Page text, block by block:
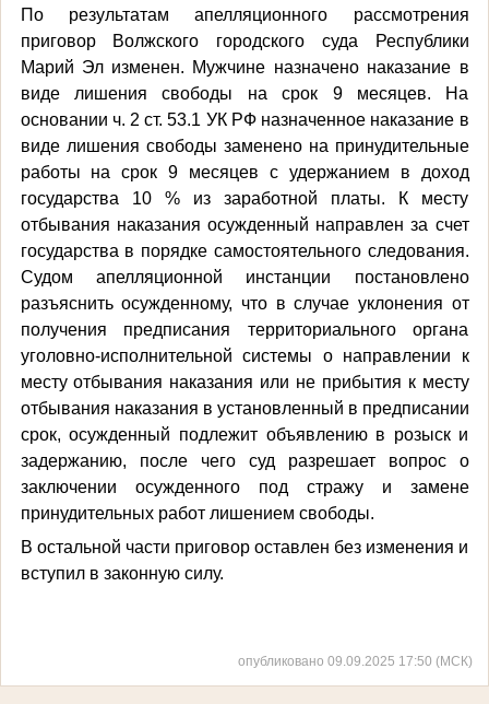
По результатам апелляционного рассмотрения
приговор Волжского городского суда Республики
Марий Эл изменен. Мужчине назначено наказание в
виде лишения свободы на срок 9 месяцев. На
основании ч. 2 ст. 53.1 УК РФ назначенное наказание в
виде лишения свободы заменено на принудительные
работы на срок 9 месяцев с удержанием в доход
государства 10 % из заработной платы. К месту
отбывания наказания осужденный направлен за счет
государства в порядке самостоятельного следования.
Судом апелляционной инстанции постановлено
разъяснить осужденному, что в случае уклонения от
получения предписания территориального органа
уголовно-исполнительной системы о направлении к
месту отбывания наказания или не прибытия к месту
отбывания наказания в установленный в предписании
срок, осужденный подлежит объявлению в розыск и
задержанию, после чего суд разрешает вопрос о
заключении осужденного под стражу и замене
принудительных работ лишением свободы.
В остальной части приговор оставлен без изменения и
вступил в законную силу.
опубликовано 09.09.2025 17:50 (МСК)